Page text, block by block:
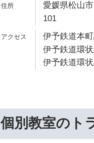
愛媛県松山
101
伊予鉄道本
伊予鉄道環
伊予鉄道環
個別教室のト